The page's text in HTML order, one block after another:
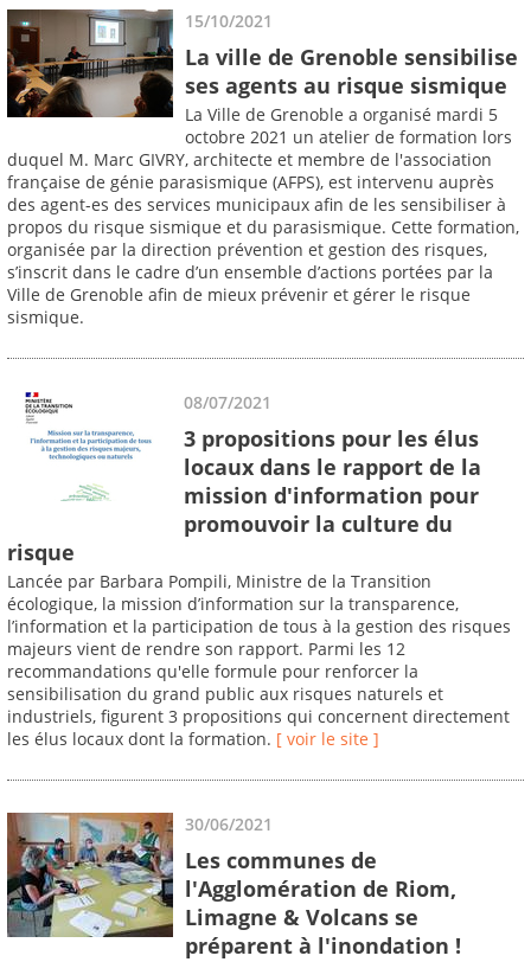
15/10/2021
La ville de Grenoble sensibilise
ses agents au risque sismique
La Ville de Grenoble a organisé mardi 5
octobre 2021 un atelier de formation lors
duquel M. Marc GIVRY, architecte et membre de l'association
française de génie parasismique (AFPS), est intervenu auprès
des agent-es des services municipaux afin de les sensibiliser à
propos du risque sismique et du parasismique. Cette formation,
organisée par la direction prévention et gestion des risques,
s’inscrit dans le cadre d’un ensemble d’actions portées par la
Ville de Grenoble afin de mieux prévenir et gérer le risque
sismique.
08/07/2021
3 propositions pour les élus
locaux dans le rapport de la
mission d'information pour
promouvoir la culture du
risque
Lancée par Barbara Pompili, Ministre de la Transition
écologique, la mission d’information sur la transparence,
l’information et la participation de tous à la gestion des risques
majeurs vient de rendre son rapport. Parmi les 12
recommandations qu'elle formule pour renforcer la
sensibilisation du grand public aux risques naturels et
industriels, figurent 3 propositions qui concernent directement
les élus locaux dont la formation. [ voir le site ]
30/06/2021
Les communes de
l'Agglomération de Riom,
Limagne & Volcans se
préparent à l'inondation !